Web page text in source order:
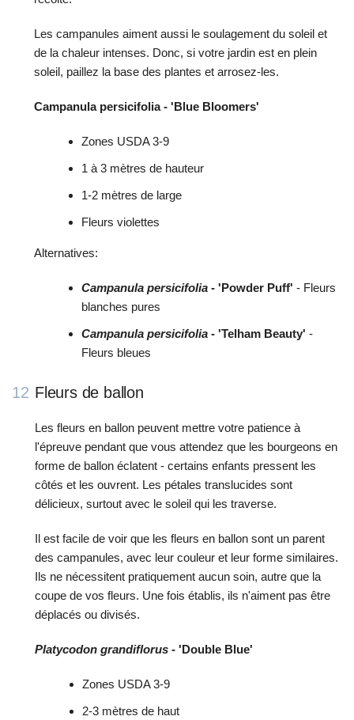
Les campanules aiment aussi le soulagement du soleil et
de la chaleur intenses. Donc, si votre jardin est en plein
soleil, paillez la base des plantes et arrosez-les.
Campanula persicifolia - 'Blue Bloomers'
Zones USDA 3-9
1 à 3 mètres de hauteur
1-2 mètres de large
Fleurs violettes
Alternatives:
Campanula persicifolia - 'Powder Puff' - Fleurs
blanches pures
Campanula persicifolia - 'Telham Beauty' -
Fleurs bleues
12 Fleurs de ballon
Les fleurs en ballon peuvent mettre votre patience à
l'épreuve pendant que vous attendez que les bourgeons en
forme de ballon éclatent - certains enfants pressent les
côtés et les ouvrent. Les pétales translucides sont
délicieux, surtout avec le soleil qui les traverse.
Il est facile de voir que les fleurs en ballon sont un parent
des campanules, avec leur couleur et leur forme similaires.
Ils ne nécessitent pratiquement aucun soin, autre que la
coupe de vos fleurs. Une fois établis, ils n'aiment pas être
déplacés ou divisés.
Platycodon grandiflorus - 'Double Blue'
Zones USDA 3-9
2-3 mètres de haut